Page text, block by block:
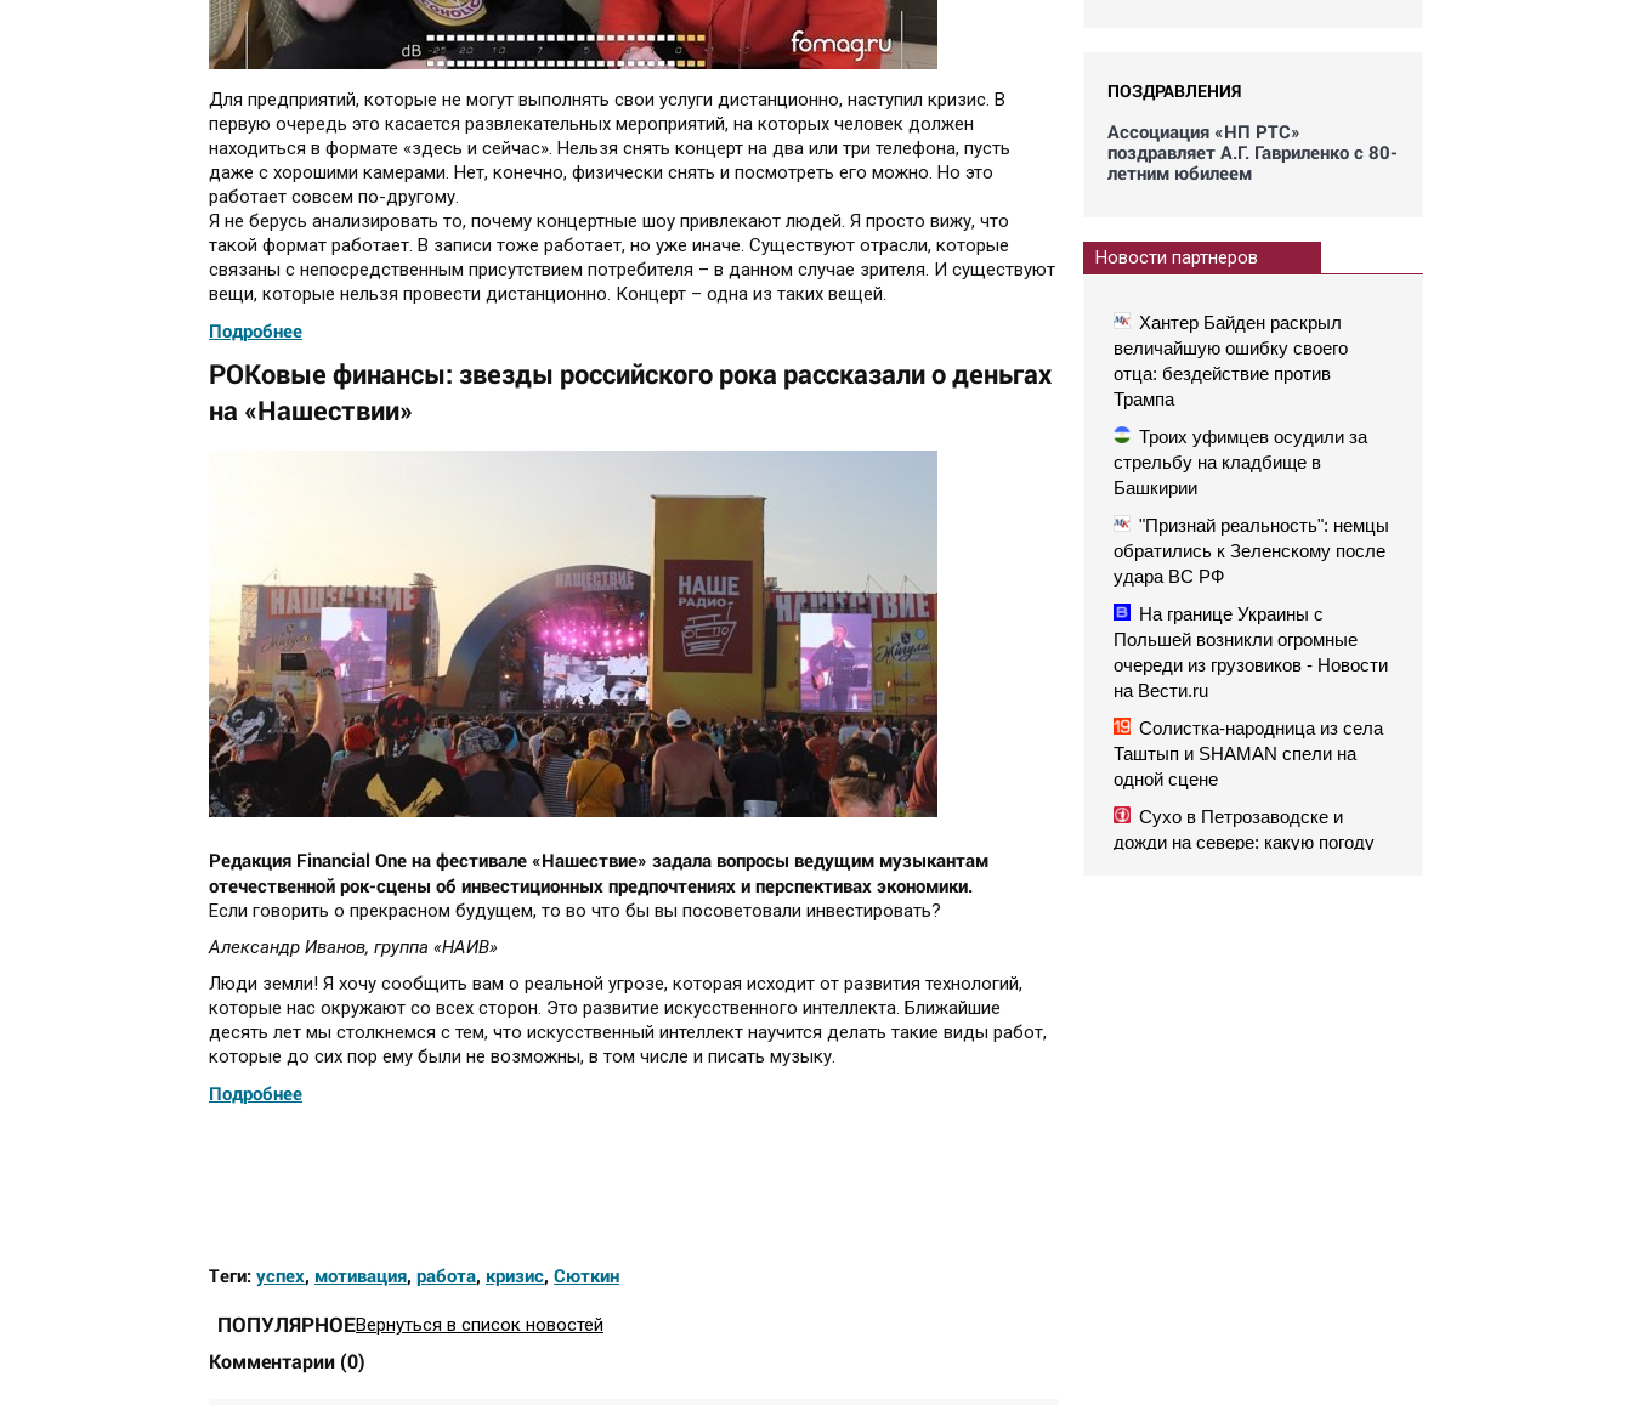
Для предприятий, которые не могут выполнять свои услуги дистанционно, наступил кризис. В
первую очередь это касается развлекательных мероприятий, на которых человек должен
находиться в формате «здесь и сейчас». Нельзя снять концерт на два или три телефона, пусть
даже с хорошими камерами. Нет, конечно, физически снять и посмотреть его можно. Но это
работает совсем по-другому.
Я не берусь анализировать то, почему концертные шоу привлекают людей. Я просто вижу, что
такой формат работает. В записи тоже работает, но уже иначе. Существуют отрасли, которые
связаны с непосредственным присутствием потребителя – в данном случае зрителя. И существуют
вещи, которые нельзя провести дистанционно. Концерт – одна из таких вещей.
Подробнее
РОКовые финансы: звезды российского рока рассказали о деньгах
на «Нашествии»
Редакция Financial One на фестивале «Нашествие» задала вопросы ведущим музыкантам
отечественной рок-сцены об инвестиционных предпочтениях и перспективах экономики.
Если говорить о прекрасном будущем, то во что бы вы посоветовали инвестировать?
Александр Иванов, группа «НАИВ»
Люди земли! Я хочу сообщить вам о реальной угрозе, которая исходит от развития технологий,
которые нас окружают со всех сторон. Это развитие искусственного интеллекта. Ближайшие
десять лет мы столкнемся с тем, что искусственный интеллект научится делать такие виды работ,
которые до сих пор ему были не возможны, в том числе и писать музыку.
Подробнее
Теги: успех, мотивация, работа, кризис, Сюткин
ПОПУЛЯРНОЕВернуться в список новостей
Комментарии (0)
ПОЗДРАВЛЕНИЯ
Ассоциация «НП РТС»
поздравляет А.Г. Гавриленко с 80-
летним юбилеем
Новости партнеров
Хантер Байден раскрыл
величайшую ошибку своего
отца: бездействие против
Трампа
Троих уфимцев осудили за
стрельбу на кладбище в
Башкирии
"Признай реальность": немцы
обратились к Зеленскому после
удара ВС РФ
На границе Украины с
Польшей возникли огромные
очереди из грузовиков - Новости
на Вести.ru
Солистка-народница из села
Таштып и SHAMAN спели на
одной сцене
Сухо в Петрозаводске и
дожди на севере: какую погоду